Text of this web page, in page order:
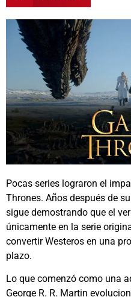
Pocas series lograron el
Thrones. Años después de
sigue demostrando que el
únicamente en la serie
convertir Westeros en una
plazo.
Lo que comenzó como una
George R. R. Martin